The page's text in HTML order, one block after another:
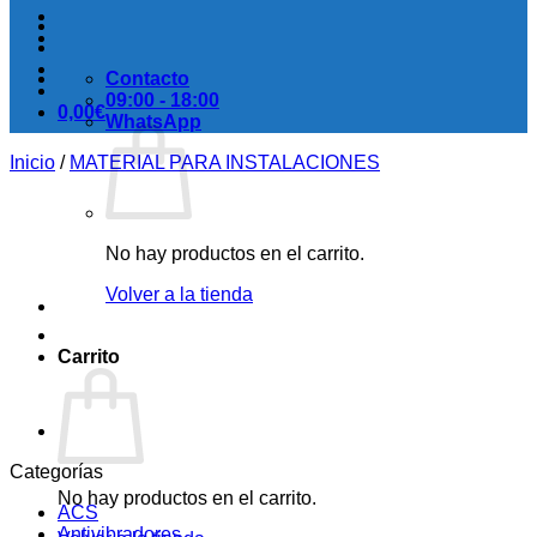
0,00€
No hay productos en el carrito.
Volver a la tienda
Carrito
No hay productos en el carrito.
Contacto
09:00 - 18:00
WhatsApp
Inicio / MATERIAL PARA INSTALACIONES
Categorías
ACS